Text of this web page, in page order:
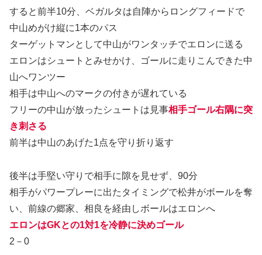
すると前半10分、ベガルタは自陣からロングフィードで
中山めがけ縦に1本のパス
ターゲットマンとして中山がワンタッチでエロンに送る
エロンはシュートとみせかけ、ゴールに走りこんできた中
山へワンツー
相手は中山へのマークの付きが遅れている
フリーの中山が放ったシュートは見事相手ゴール右隅に突
き刺さる
前半は中山のあげた1点を守り折り返す
後半は手堅い守りで相手に隙を見せず、90分
相手がパワープレーに出たタイミングで松井がボールを奪
い、前線の郷家、相良を経由しボールはエロンへ
エロンはGKとの1対1を冷静に決めゴール
2－0